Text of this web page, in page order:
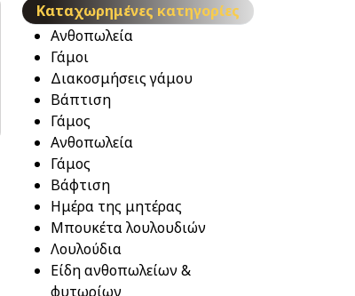
Καταχωρημένες κατηγορίες
Ανθοπωλεία
Γάμοι
Διακοσμήσεις γάμου
Βάπτιση
Γάμος
Ανθοπωλεία
Γάμος
Βάφτιση
Ημέρα της μητέρας
Μπουκέτα λουλουδιών
Λουλούδια
Είδη ανθοπωλείων &
φυτωρίων